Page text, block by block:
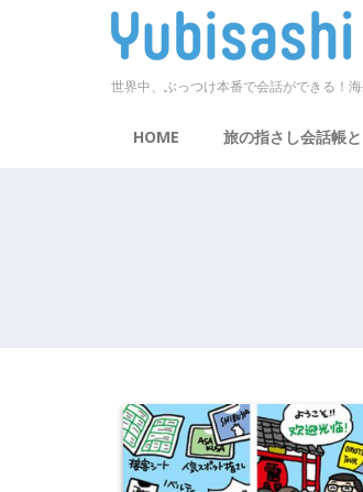
世界中、ぶっつけ本番で会話ができる！
HOME 旅の指さし会話帳